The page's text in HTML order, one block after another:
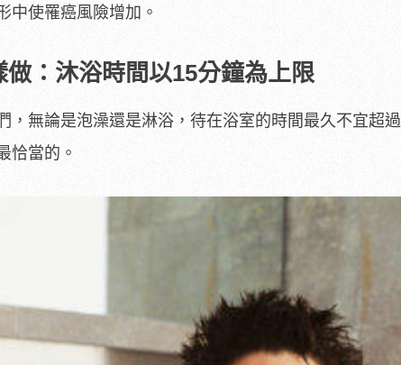
中使罹癌風險增加。
做：沐浴時間以15分鐘為上限
，無論是泡澡還是淋浴，待在浴室的時間最久不宜超
恰當的。